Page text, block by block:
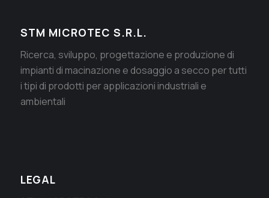
STM MICROTEC S.R.L.
Ricerca, sviluppo, progettazione e produzione di
impianti di macinazione e dosaggio a secco per tutti
i tipi di prodotti per applicazioni industriali e
ambientali
LEGAL